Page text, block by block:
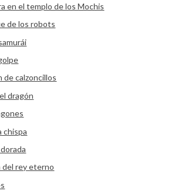
en el templo de los Mochis
de los robots
de calzoncillos
dragón
chispa
del rey eterno